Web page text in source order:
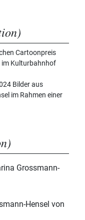
Cartoonpreis
im Kulturbahnhof
Bilder aus
im Rahmen einer
Grossmann-
Hensel von